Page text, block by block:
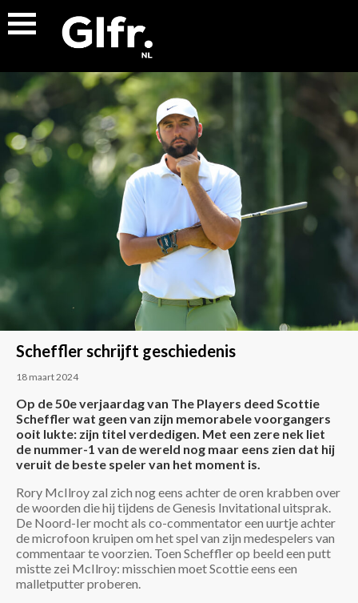
Scheffler schrijft geschiedenis
18 maart 2024
Op de 50e verjaardag van The Players deed Scottie
Scheffler wat geen van zijn memorabele voorgangers
ooit lukte: zijn titel verdedigen. Met een zere nek liet
de nummer-1 van de wereld nog maar eens zien dat hij
veruit de beste speler van het moment is.
Rory McIlroy zal zich nog eens achter de oren krabben over
de woorden die hij tijdens de Genesis Invitational uitsprak.
De Noord-Ier mocht als co-commentator een uurtje achter
de microfoon kruipen om het spel van zijn medespelers van
commentaar te voorzien. Toen Scheffler op beeld een putt
mistte zei McIlroy: misschien moet Scottie eens een
malletputter proberen.